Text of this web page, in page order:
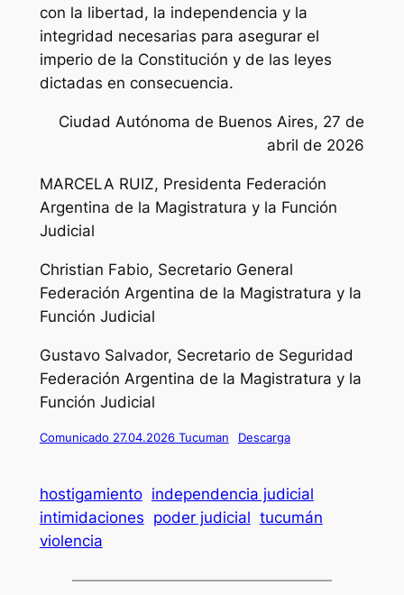
con la libertad, la independencia y la
integridad necesarias para asegurar el
imperio de la Constitución y de las leyes
dictadas en consecuencia.
Ciudad Autónoma de Buenos Aires, 27 de
abril de 2026
MARCELA RUIZ, Presidenta Federación
Argentina de la Magistratura y la Función
Judicial
Christian Fabio, Secretario General
Federación Argentina de la Magistratura y la
Función Judicial
Gustavo Salvador, Secretario de Seguridad
Federación Argentina de la Magistratura y la
Función Judicial
Comunicado 27.04.2026 Tucuman Descarga
hostigamiento independencia judicial
intimidaciones poder judicial tucumán
violencia